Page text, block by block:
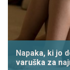
Napaka, ki jo
varuška za